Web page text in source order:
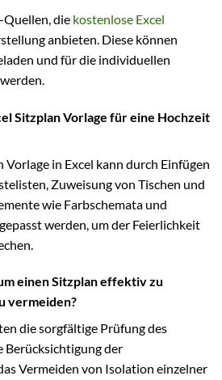
Quellen, die kostenlose Excel
anbieten. Diese können
und für die individuellen
Sitzplan Vorlage für eine Hochzeit
in Excel kann durch Einfügen
Zuweisung von Tischen und
wie Farbschemata und
werden, um der Feierlichkeit
einen Sitzplan effektiv zu
vermeiden?
die sorgfältige Prüfung des
Berücksichtigung der
Vermeiden von Isolation einzelner